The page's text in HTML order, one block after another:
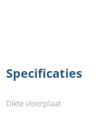
Specificaties
Dikte vloerplaat